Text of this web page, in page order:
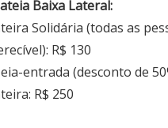
Baixa Lateral:
Solidária (todas as
R$ 130
entrada (desconto de
R$ 250